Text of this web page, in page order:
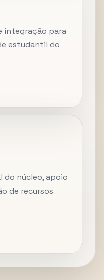
integração para
estudantil do
do núcleo, apoio
de recursos